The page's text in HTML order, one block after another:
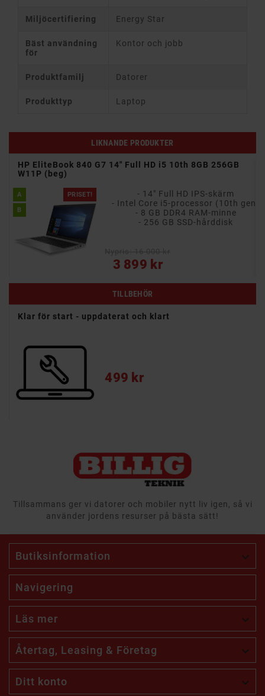
Miljöcertifiering Energy Star
Bäst användning
för
Kontor och jobb
Produktfamilj Datorer
Produkttyp Laptop
LIKNANDE PRODUKTER
HP EliteBook 840 G7 14" Full HD i5 10th 8GB 256GB
W11P (beg)
PRISET!
A
B
- 14" Full HD IPS-skärm
- Intel Core i5-processor (10th gen)
- 8 GB DDR4 RAM-minne
- 256 GB SSD-hårddisk
3 899 kr
Pris
TILLBEHÖR
Klar för start - uppdaterat och klart
499 kr
Pris
Tillsammans ger vi datorer och mobiler nytt liv igen, så vi
använder jordens resurser på bästa sätt!
Butiksinformation 
Navigering
Läs mer 
Återtag, Leasing & Företag 
Ditt konto 